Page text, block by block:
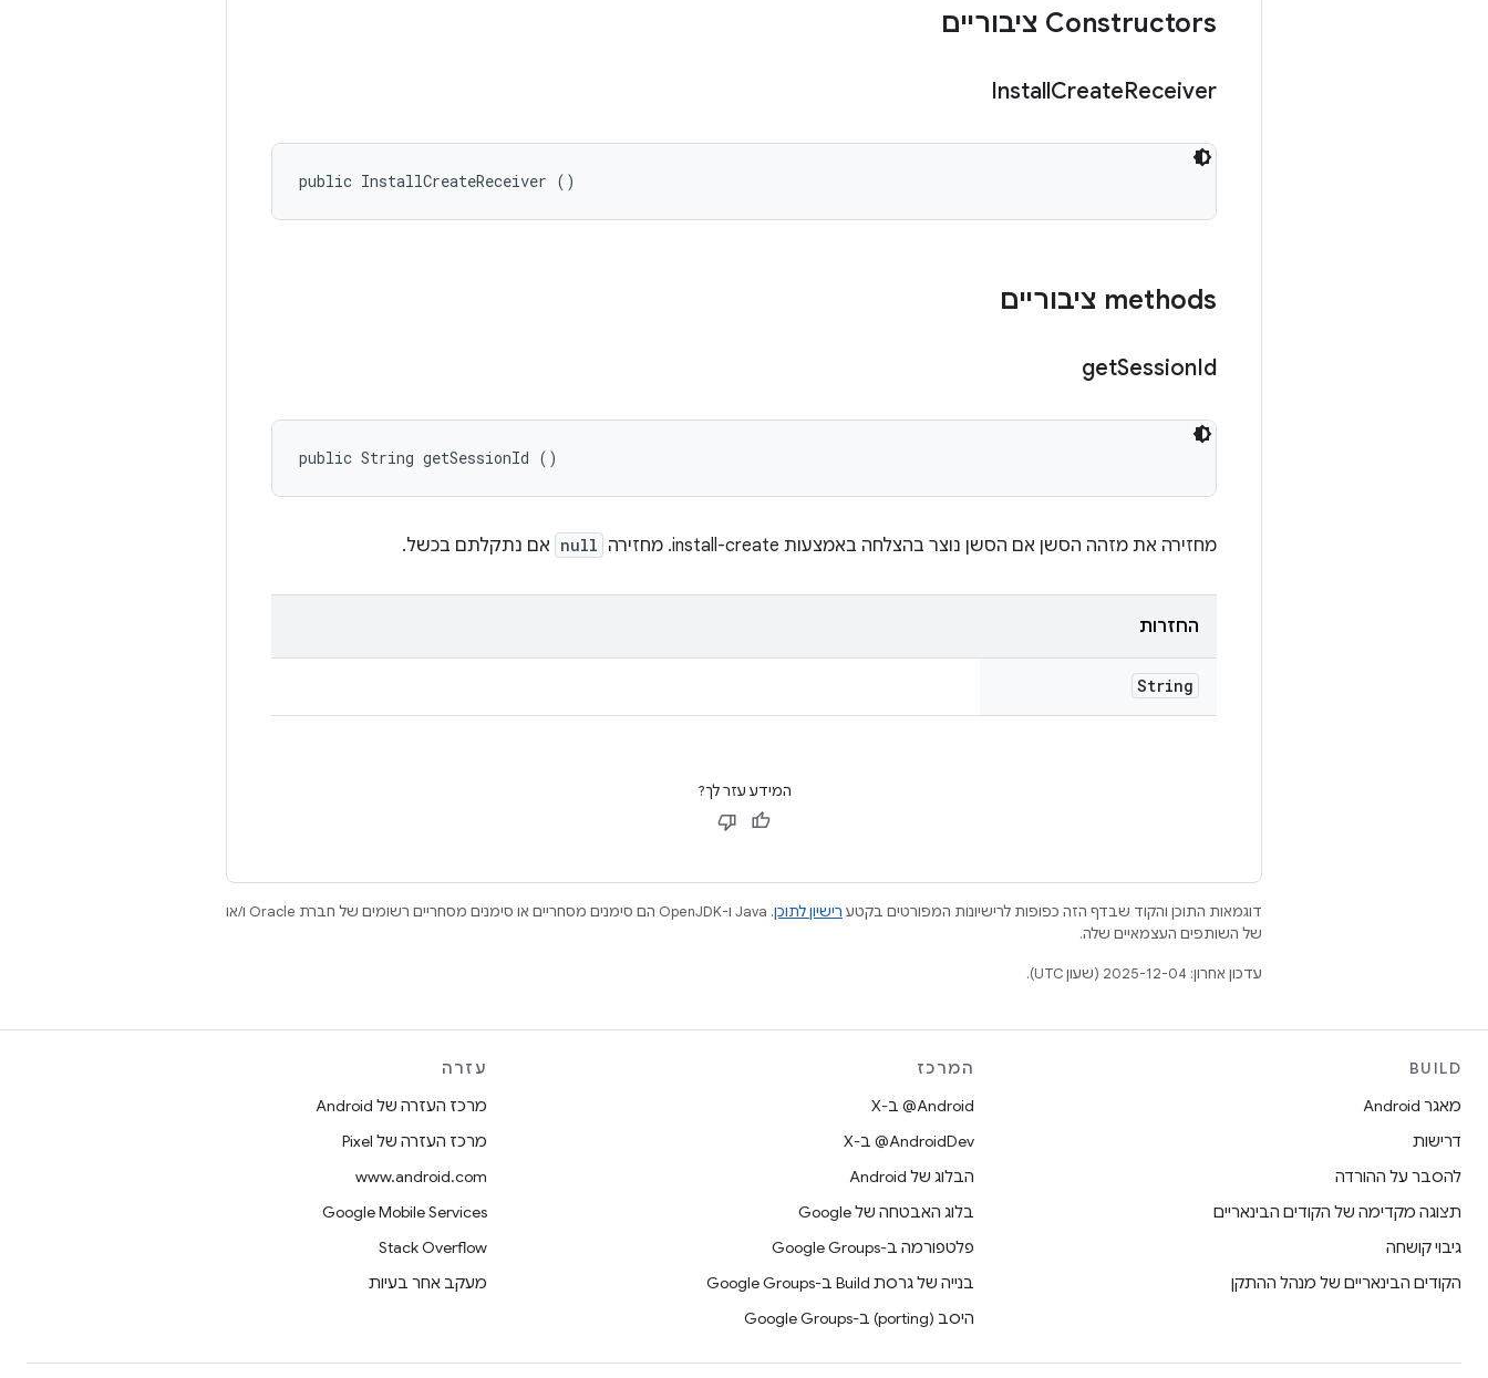
Constructors ציבוריים
InstallCreateReceiver
public InstallCreateReceiver ()
‫methods ציבוריים
getSessionId
public String getSessionId ()
מחזירה את מזהה הסשן אם הסשן נוצר בהצלחה באמצעות install-create. מחזירה null אם נתקלתם בכשל.
החזרות
String
המידע עזר לך?
דוגמאות התוכן והקוד שבדף הזה כפופות לרישיונות המפורטים בקטע רישיון לתוכן
.‏ Java ו-OpenJDK הם סימנים מסחריים או סימנים מסחריים רשומים של חברת Oracle ו/או
של השותפים העצמאיים שלה.
עדכון אחרון: 2025-12-04 (שעון UTC).
BUILD
מאגר Android
דרישות
להסבר על ההורדה
תצוגה מקדימה של הקודים הבינאריים
גיבוי קושחה
הקודים הבינאריים של מנהל ההתקן
המרכז
‫‎@Android ב-X
‫‎@AndroidDev ב-X
הבלוג של Android
בלוג האבטחה של Google
פלטפורמה ב-Google Groups
בנייה של גרסת Build ב-Google Groups
היסב (porting) ב-Google Groups
עזרה
מרכז העזרה של Android
מרכז העזרה של Pixel
www.android.com
Google Mobile Services
Stack Overflow
מעקב אחר בעיות